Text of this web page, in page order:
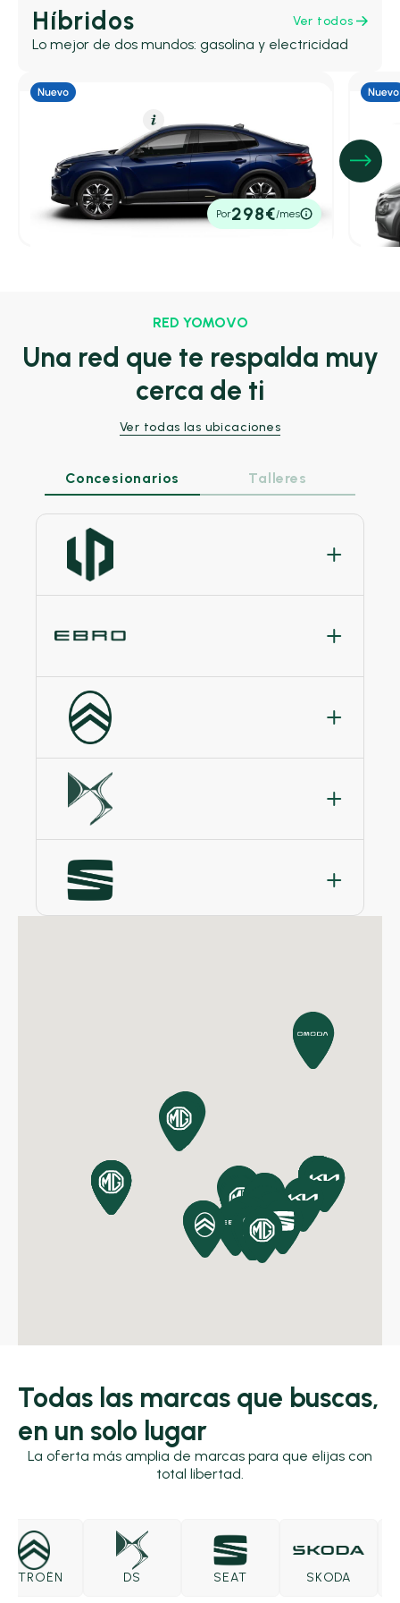
Híbridos Ver todos
Lo mejor de dos mundos: gasolina y electricidad
Citroën C4 X
Hybrid 145 ë-DCS6 Max
4,70 l/100 Km145cvAutomático
24.700€
P.V.P. contado
Por298€/mes
1.6
4,70
P.V.P.
RED YOMOVO
Una red que te respalda muy
cerca de ti
Ver todas las ubicaciones
Concesionarios Talleres
Todas las marcas que buscas,
en un solo lugar
La oferta más amplia de marcas para que elijas con
total libertad.
SEAT SKODA